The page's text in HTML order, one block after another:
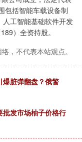
包括智能车载设备制
工智能基础软件开发
）全资持股。
，不代表本站观点。
爆脏弹翻盘？俄警
发市场柚子价格行